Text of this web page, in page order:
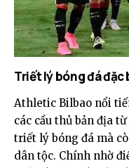
Triết lý bóng đá đặc
Athletic Bilbao nổi
các cầu thủ bản địa
triết lý bóng đá mà
dân tộc. Chính nhờ